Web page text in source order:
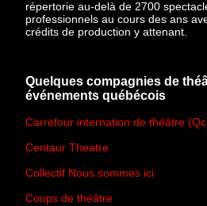
répertorie au-delà de 2700
professionnels au cours des ans
crédits de production y attenant.
Quelques compagnies de
événements québécois
Carrefour internation de théâtre
Centaur Theatre
Collectif Nous sommes ici
Coups de théâtre